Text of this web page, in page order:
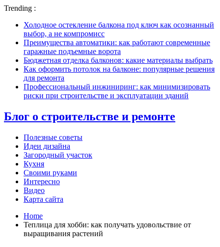
Trending :
Холодное остекление балкона под ключ как осознанный
выбор, а не компромисс
Преимущества автоматики: как работают современные
гаражные подъемные ворота
Бюджетная отделка балконов: какие материалы выбрать
Как оформить потолок на балконе: популярные решения
для ремонта
Профессиональный инжиниринг: как минимизировать
риски при строительстве и эксплуатации зданий
Блог о строительстве и ремонте
Полезные советы
Идеи дизайна
Загородный участок
Кухня
Своими руками
Интересно
Видео
Карта сайта
Home
Теплица для хобби: как получать удовольствие от
выращивания растений